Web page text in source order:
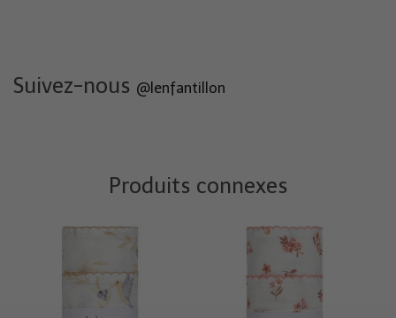
Suivez-nous @lenfantillon
Produits connexes